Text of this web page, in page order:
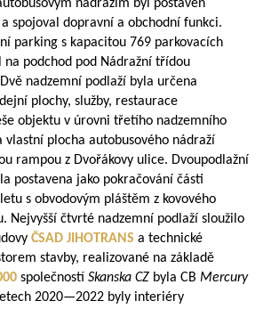
nádražím byl postaven
spojoval dopravní a obchodní funkci.
parking s kapacitou 769 parkovacích
podchod pod Nádražní třídou
nadzemní podlaží byla určena
plochy, služby, restaurace
objektu v úrovni třetího nadzemního
vlastní plocha autobusového nádraží
rampou z Dvořákovy ulice. Dvoupodlažní
postavena jako pokračování části
s obvodovým pláštěm z kovového
Nejvyšší čtvrté nadzemní podlaží sloužilo
ČSAD JIHOTRANS a technické
stavby, realizované na základě
společností Skanska CZ byla CB Mercury
2020—2022 byly interiéry